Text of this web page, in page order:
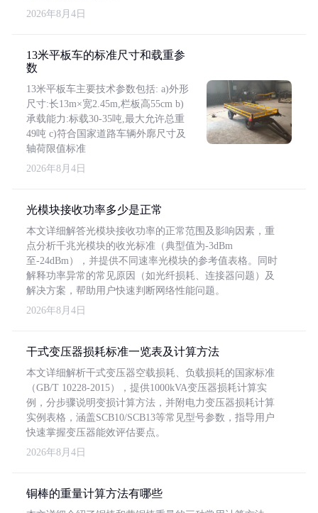
2026年8月4日
13米平板车的标准尺寸和载重参
数
13米平板车主要技术参数包括: a)外形
尺寸:长13m×宽2.45m,栏板高55cm b)
承载能力:标载30-35吨,最大允许总重
49吨 c)符合国家道路车辆外廓尺寸及
轴荷限值标准
2026年8月4日
光模块接收功率多少是正常
本文详细解答光模块接收功率的正常范围及影响因素，重
点分析千兆光模块的收光标准（典型值为-3dBm
至-24dBm），并提供不同速率光模块的参考值表格。同时
解释功率异常的常见原因（如光纤损耗、连接器问题）及
解决方案，帮助用户快速判断网络性能问题。
2026年8月4日
干式变压器损耗标准一览表及计算方法
本文详细解析干式变压器空载损耗、负载损耗的国家标准
（GB/T 10228-2015），提供1000kVA变压器损耗计算实
例，分步骤说明变损计算方法，并附电力变压器损耗计算
实例表格，涵盖SCB10/SCB13等常见型号参数，指导用户
快速掌握变压器能效评估要点。
2026年8月4日
铜棒的重量计算方法有哪些